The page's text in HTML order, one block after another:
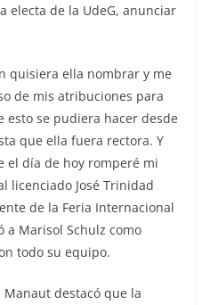
electa de la UdeG, anunciar
quisiera ella nombrar y me
de mis atribuciones para
esto se pudiera hacer desde
que ella fuera rectora. Y
el día de hoy romperé mi
licenciado José Trinidad
de la Feria Internacional
a Marisol Schulz como
todo su equipo.
destacó que la